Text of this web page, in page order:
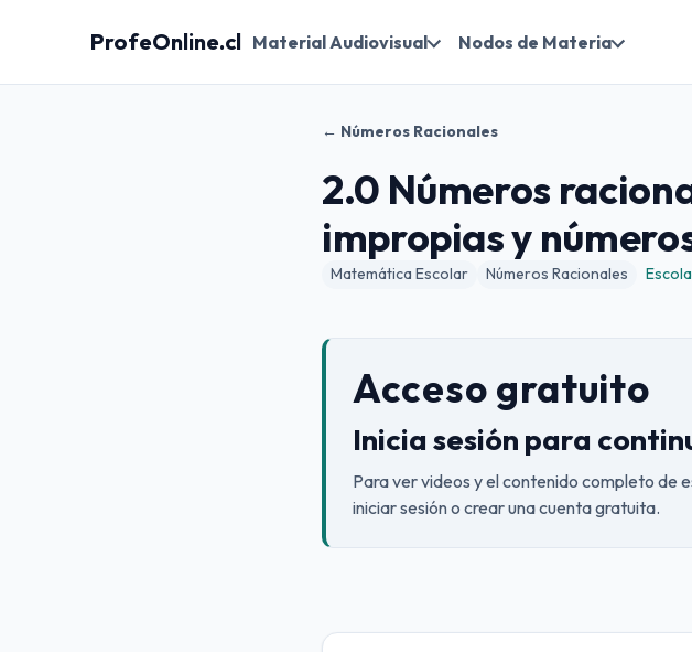
ProfeOnline.cl Material Audiovisual Nodos de Materia
← Números Racionales
2.0 Números
impropias y
Matemática Escolar Números Racionales
Acceso gratuito
Inicia sesión para
Para ver videos y el contenido completo de
iniciar sesión o crear una cuenta gratuita.